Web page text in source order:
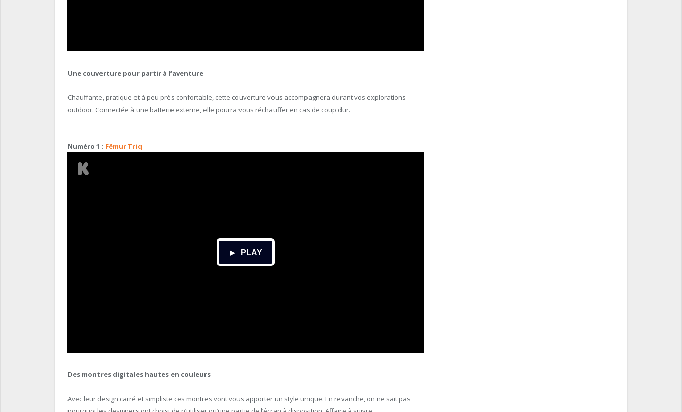
Une couverture pour partir à l’aventure
Chauffante, pratique et à peu près confortable, cette couverture vous accompagnera durant vos explorations
outdoor. Connectée à une batterie externe, elle pourra vous réchauffer en cas de coup dur.
Numéro 1 : Fêmur Triq
Des montres digitales hautes en couleurs
Avec leur design carré et simpliste ces montres vont vous apporter un style unique. En revanche, on ne sait pas